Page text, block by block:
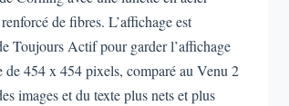
de fibres. L’affichage est
Toujours Actif pour garder l’affichage
454 x 454 pixels, comparé au Venu 2
images et du texte plus nets et plus